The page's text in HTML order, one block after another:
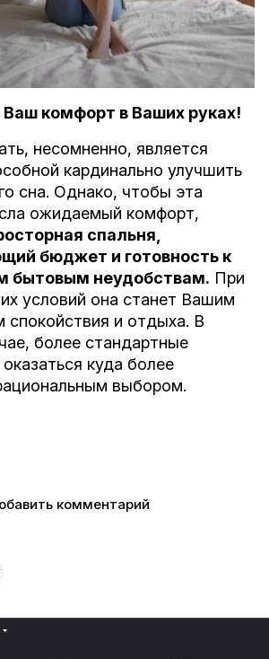
комфорт в Ваших руках!
несомненно, является
кардинально улучшить
сна. Однако, чтобы эта
ожидаемый комфорт,
спальня,
бюджет и готовность к
бытовым неудобствам. При
условий она станет Вашим
и отдыха. В
более стандартные
куда более
выбором.
комментарий